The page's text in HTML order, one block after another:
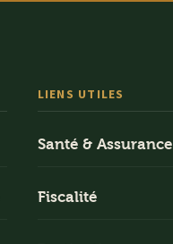
LIENS UTILES
Santé & Assurance
Fiscalité